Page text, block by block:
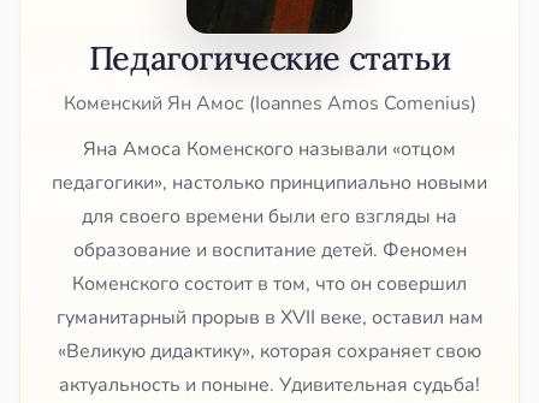
Педагогические статьи
Коменский Ян Амос (Ioannes Amos Comenius)
Яна Амоса Коменского называли «отцом
педагогики», настолько принципиально новыми
для своего времени были его взгляды на
образование и воспитание детей. Феномен
Коменского состоит в том, что он совершил
гуманитарный прорыв в XVII веке, оставил нам
«Великую дидактику», которая сохраняет свою
актуальность и поныне. Удивительная судьба!